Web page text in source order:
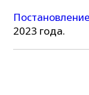
Постановление
2023 года.